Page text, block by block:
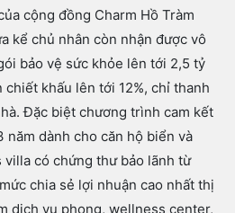
cộng đồng Charm Hồ Tràm
kể chủ nhân còn nhận được vô
bảo vệ sức khỏe lên tới 2,5 tỷ
khấu lên tới 12%, chỉ thanh
Đặc biệt chương trình cam kết
năm dành cho căn hộ biển và
villa có chứng thư bảo lãnh từ
chia sẻ lợi nhuận cao nhất thị
dịch vụ phong, wellness center,